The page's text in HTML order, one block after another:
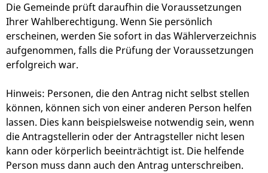
Die Gemeinde prüft daraufhin die Voraussetzungen
Ihrer Wahlberechtigung. Wenn Sie persönlich
erscheinen, werden Sie sofort in das Wählerverzeichnis
aufgenommen, falls die Prüfung der Voraussetzungen
erfolgreich war.
Hinweis: Personen, die den Antrag nicht selbst stellen
können, können sich von einer anderen Person helfen
lassen. Dies kann beispielsweise notwendig sein, wenn
die Antragstellerin oder der Antragsteller nicht lesen
kann oder körperlich beeinträchtigt ist. Die helfende
Person muss dann auch den Antrag unterschreiben.